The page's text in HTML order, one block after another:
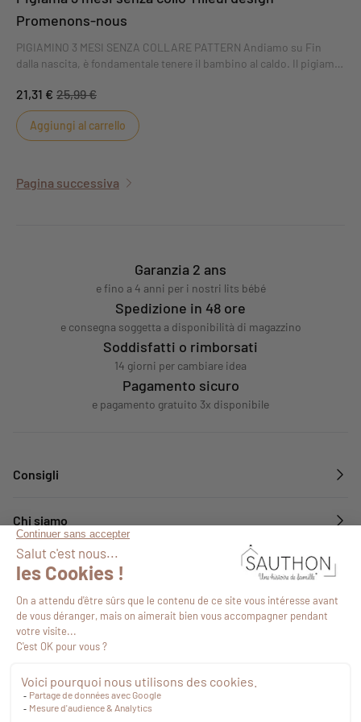
Promenons-nous
PIGIAMINO 3 MESI SENZA COLLARE PATTERN Andiamo su Fin
dalla nascita, è fondamentale tenere il bambino al caldo. Il pigiama
piccolo al caldo e al comodo.
21,31 € 25,99 €
Aggiungi al carrello
Pagina successiva
Garanzia 2 ans
e fino a 4 anni per i nostri lits bébé
Spedizione in 48 ore
e consegna soggetta a disponibilità di magazzino
Soddisfatti o rimborsati
14 giorni per cambiare idea
Pagamento sicuro
e pagamento gratuito 3x disponibile
Consigli
Chi siamo
Servizi
Seguiteci